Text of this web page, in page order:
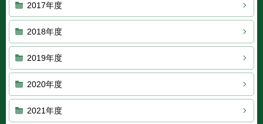
2017年度
2018年度
2019年度
2020年度
2021年度